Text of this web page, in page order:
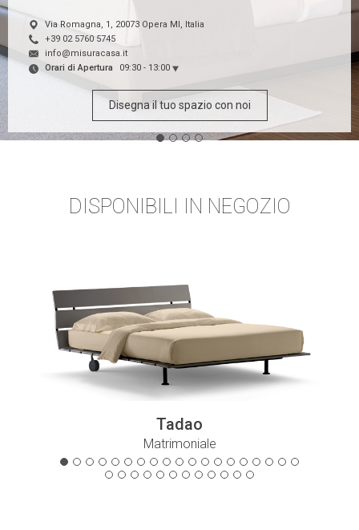
Via Romagna, 1, 20073 Opera MI, Italia
+39 02 5760 5745
info@misuracasa.it
Orari di Apertura
09:30 - 13:00
Disegna il tuo spazio con noi
DISPONIBILI IN NEGOZIO
Tadao
Matrimoniale